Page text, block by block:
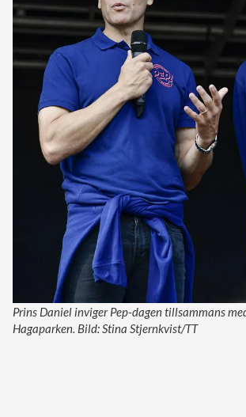
Prins Daniel inviger Pep-dagen tillsammans
Hagaparken. Bild: Stina Stjernkvist/TT